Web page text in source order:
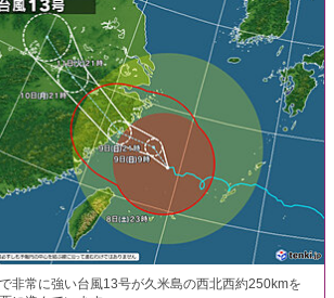
非常に強い台風13号が久米島の西北西約250kmを